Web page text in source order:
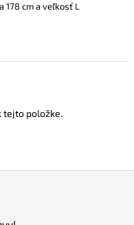
178 cm a veľkosť L
tejto položke.